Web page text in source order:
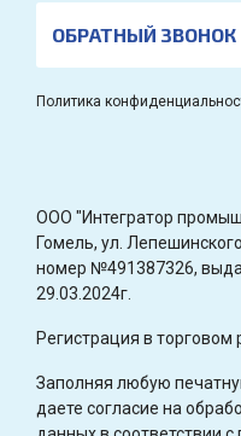
ОБРАТНЫЙ ЗВОНОК
Политика
OOO "Интегратор
Гомель, ул.
номер №491387326,
29.03.2024г.
Регистрация в
Заполняя любую
даете согласие на